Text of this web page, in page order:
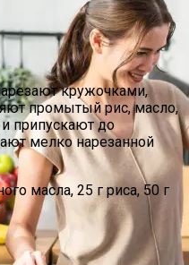
кружочками,
промытый рис, масло,
припускают до
мелко нарезанной
масла, 25 г риса, 50 г